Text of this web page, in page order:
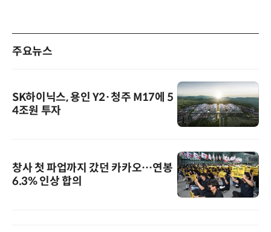
주요뉴스
SK하이닉스, 용인 Y2·청주 M17에 5
4조원 투자
창사 첫 파업까지 갔던 카카오…연봉
6.3% 인상 합의